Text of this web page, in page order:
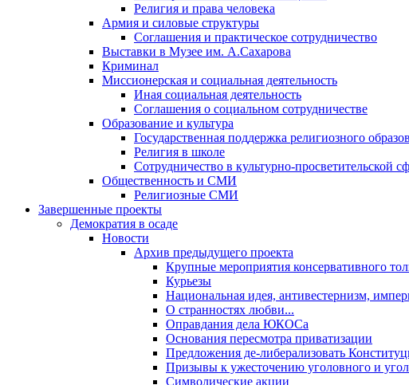
Религия и права человека
Армия и силовые структуры
Соглашения и практическое сотрудничество
Выставки в Музее им. А.Сахарова
Криминал
Миссионерская и социальная деятельность
Иная социальная деятельность
Соглашения о социальном сотрудничестве
Образование и культура
Государственная поддержка религиозного
Религия в школе
Сотрудничество в культурно-просветительской
Общественность и СМИ
Религиозные СМИ
Завершенные проекты
Демократия в осаде
Новости
Архив предыдущего проекта
Крупные мероприятия консервативного
Курьезы
Национальная идея, антивестернизм,
О странностях любви...
Оправдания дела ЮКОСа
Основания пересмотра приватизации
Предложения де-либерализовать
Призывы к ужесточению уголовного и
Символические акции